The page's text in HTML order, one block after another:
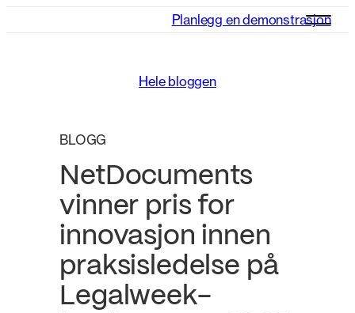
Planlegg en demonstrasjon
Hele bloggen
BLOGG
NetDocuments
vinner pris for
innovasjon innen
praksisledelse på
Legalweek-